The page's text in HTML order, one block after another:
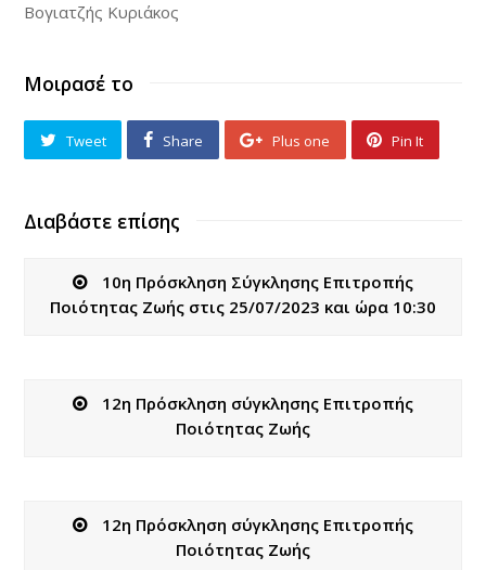
Βογιατζής Κυριάκος
Μοιρασέ το
Tweet Share Plus one Pin It
Διαβάστε επίσης
10η Πρόσκληση Σύγκλησης Επιτροπής
Ποιότητας Ζωής στις 25/07/2023 και ώρα 10:30
12η Πρόσκληση σύγκλησης Επιτροπής
Ποιότητας Ζωής
12η Πρόσκληση σύγκλησης Επιτροπής
Ποιότητας Ζωής